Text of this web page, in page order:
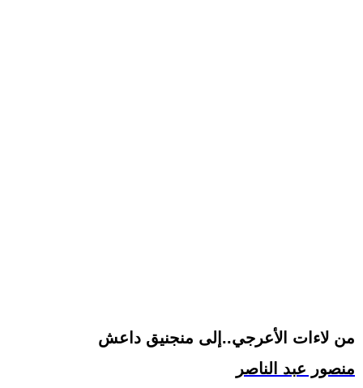
من لاءات الأعرجي..إلى منجنيق داعش
منصور عبد الناصر